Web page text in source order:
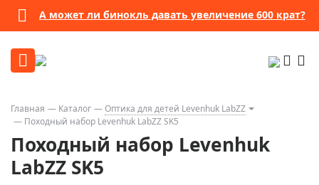
А может ли бинокль давать увеличение 600 крат?
Главная Каталог
Оптика для детей Levenhuk LabZZ
Походный набор Levenhuk LabZZ SK5
Походный набор Levenhuk
LabZZ SK5